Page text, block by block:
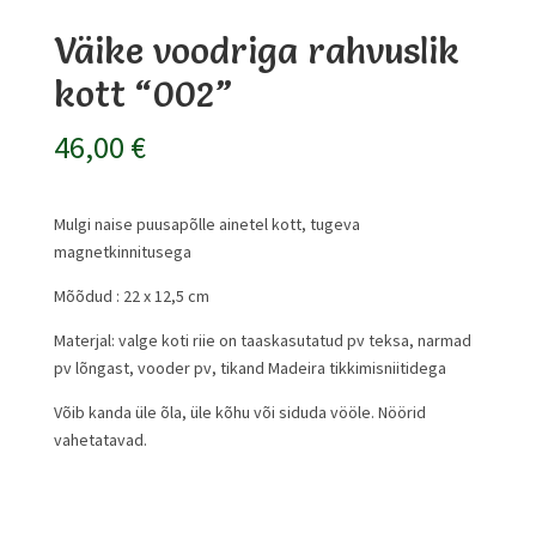
Väike voodriga rahvuslik
kott “002”
46,00 €
Mulgi naise puusapõlle ainetel kott, tugeva
magnetkinnitusega
Mõõdud : 22 x 12,5 cm
Materjal: valge koti riie on taaskasutatud pv teksa, narmad
pv lõngast, vooder pv, tikand Madeira tikkimisniitidega
Võib kanda üle õla, üle kõhu või siduda vööle. Nöörid
vahetatavad.